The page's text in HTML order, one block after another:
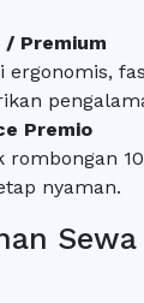
/ Premium
ergonomis,
Premio
nyaman.